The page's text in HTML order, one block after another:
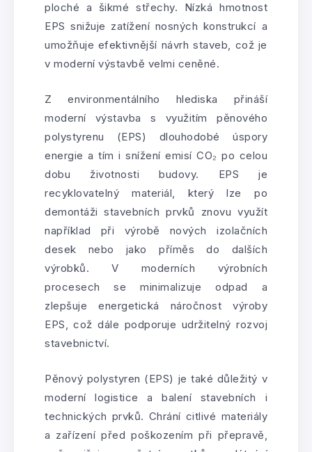
ploché a šikmé střechy. Nízká hmotnost
EPS snižuje zatížení nosných konstrukcí a
umožňuje efektivnější návrh staveb, což je
v moderní výstavbě velmi ceněné.
Z environmentálního hlediska přináší
moderní výstavba s využitím pěnového
polystyrenu (EPS) dlouhodobé úspory
energie a tím i snížení emisí CO₂ po celou
dobu životnosti budovy. EPS je
recyklovatelný materiál, který lze po
demontáži stavebních prvků znovu využít
například při výrobě nových izolačních
desek nebo jako příměs do dalších
výrobků. V moderních výrobních
procesech se minimalizuje odpad a
zlepšuje energetická náročnost výroby
EPS, což dále podporuje udržitelný rozvoj
stavebnictví.
Pěnový polystyren (EPS) je také důležitý v
moderní logistice a balení stavebních i
technických prvků. Chrání citlivé materiály
a zařízení před poškozením při přepravě,